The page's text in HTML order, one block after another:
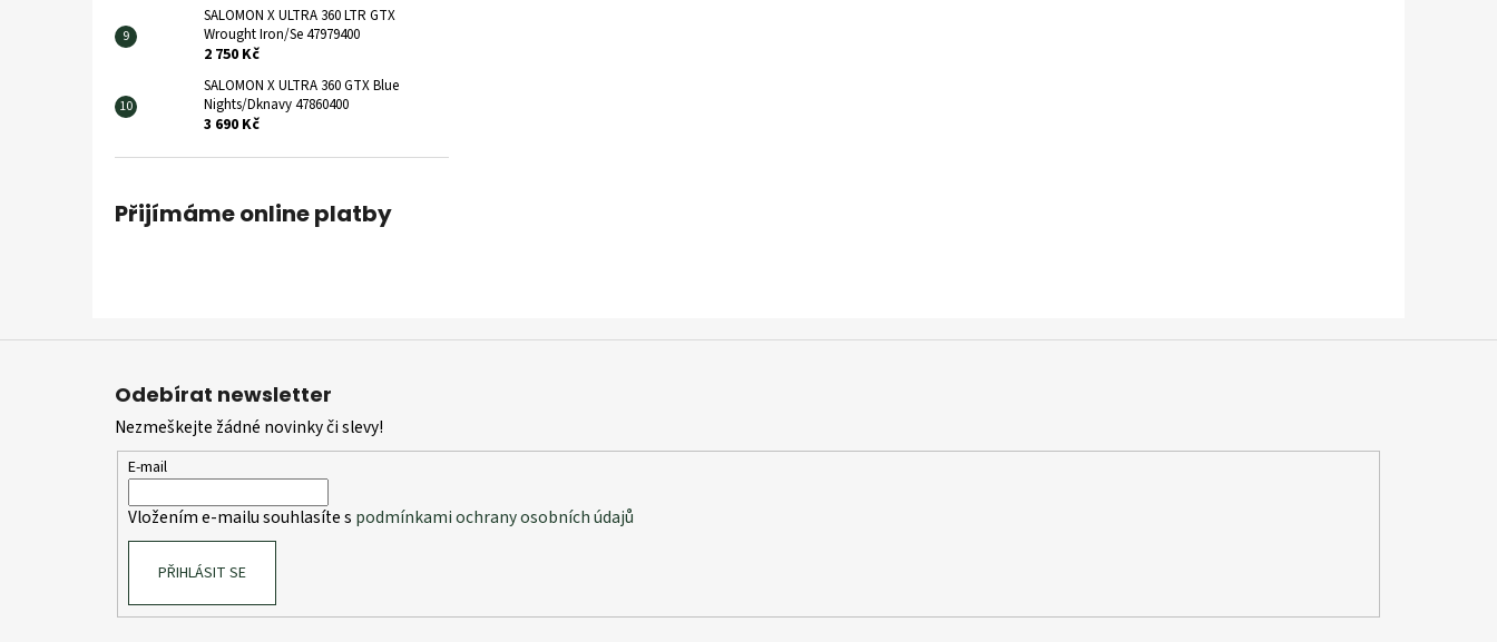
SALOMON X ULTRA 360 LTR GTX
Wrought Iron/Se 47979400
2 750 Kč
SALOMON X ULTRA 360 GTX Blue
Nights/Dknavy 47860400
3 690 Kč
Přijímáme online platby
Z
Odebírat newsletter
Nezmeškejte žádné novinky či slevy!
E-mail
Vložením e-mailu souhlasíte s podmínkami ochrany osobních údajů
PŘIHLÁSIT SE